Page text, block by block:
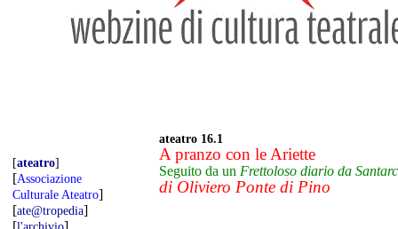
[ateatro]
[Associazione
Culturale Ateatro]
[ate@tropedia]
[
]
ateatro 16.1
A pranzo con le Ariette
Seguito da un Frettoloso diario da
di Oliviero Ponte di Pino